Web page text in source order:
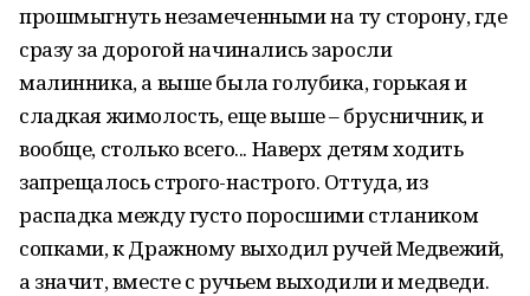
прошмыгнуть незамеченными на ту сторону, где
сразу за дорогой начинались заросли
малинника, а выше была голубика, горькая и
сладкая жимолость, еще выше – брусничник, и
вообще, столько всего... Наверх детям ходить
запрещалось строго-настрого. Оттуда, из
распадка между густо поросшими стлаником
сопками, к Дражному выходил ручей Медвежий,
а значит, вместе с ручьем выходили и медведи.